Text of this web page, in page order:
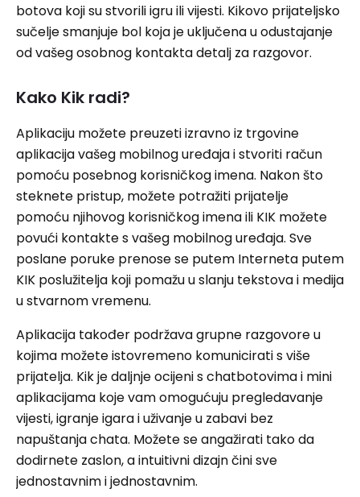
botova koji su stvorili igru ​​ili vijesti. Kikovo prijateljsko
sučelje smanjuje bol koja je uključena u odustajanje
od vašeg osobnog kontakta detalj za razgovor.
Kako Kik radi?
Aplikaciju možete preuzeti izravno iz trgovine
aplikacija vašeg mobilnog uređaja i stvoriti račun
pomoću posebnog korisničkog imena. Nakon što
steknete pristup, možete potražiti prijatelje
pomoću njihovog korisničkog imena ili KIK možete
povući kontakte s vašeg mobilnog uređaja. Sve
poslane poruke prenose se putem Interneta putem
KIK poslužitelja koji pomažu u slanju tekstova i medija
u stvarnom vremenu.
Aplikacija također podržava grupne razgovore u
kojima možete istovremeno komunicirati s više
prijatelja. Kik je daljnje ocijeni s chatbotovima i mini
aplikacijama koje vam omogućuju pregledavanje
vijesti, igranje igara i uživanje u zabavi bez
napuštanja chata. Možete se angažirati tako da
dodirnete zaslon, a intuitivni dizajn čini sve
jednostavnim i jednostavnim.